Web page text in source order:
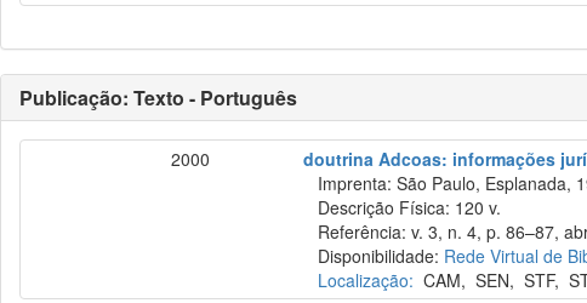
Publicação: Texto - Português
2000
doutrina Adcoas: informações
Imprenta: São Paulo, Esplanada,
Descrição Física: 120 v.
Referência: v. 3, n. 4, p. 86–87,
Disponibilidade: Rede Virtual de
Localização: CAM,SEN,STF,